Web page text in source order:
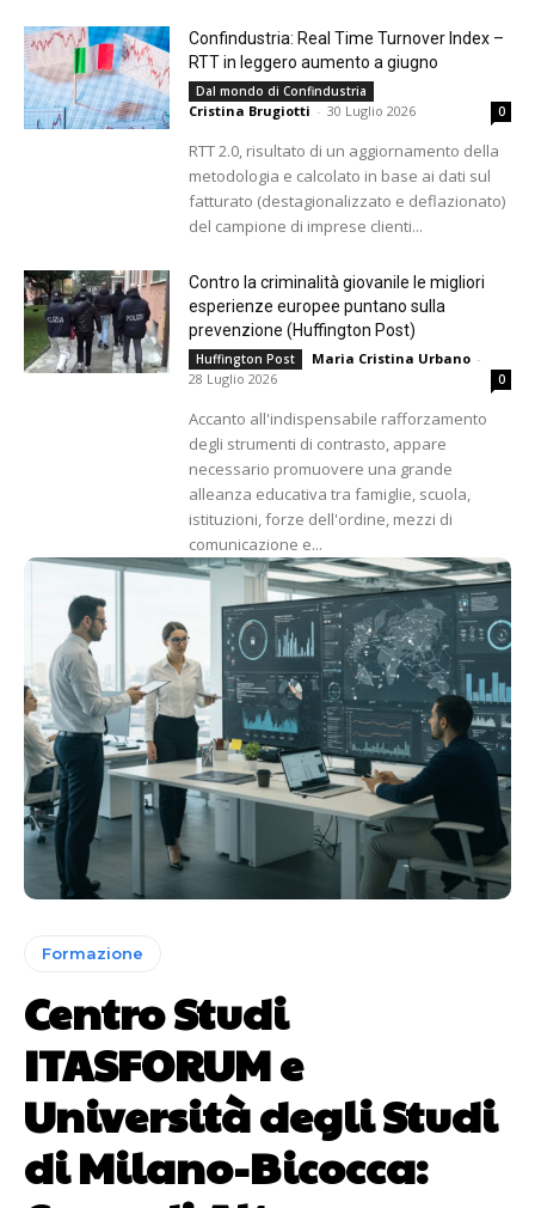
Confindustria: Real Time Turnover Index –
RTT in leggero aumento a giugno
Dal mondo di Confindustria
Cristina Brugiotti - 30 Luglio 2026 0
RTT 2.0, risultato di un aggiornamento della
metodologia e calcolato in base ai dati sul
fatturato (destagionalizzato e deflazionato)
del campione di imprese clienti...
Contro la criminalità giovanile le migliori
esperienze europee puntano sulla
prevenzione (Huffington Post)
Huffington Post Maria Cristina Urbano -
28 Luglio 2026
0
Accanto all'indispensabile rafforzamento
degli strumenti di contrasto, appare
necessario promuovere una grande
alleanza educativa tra famiglie, scuola,
istituzioni, forze dell'ordine, mezzi di
comunicazione e...
Formazione
Centro Studi
ITASFORUM e
Università degli Studi
di Milano-Bicocca: